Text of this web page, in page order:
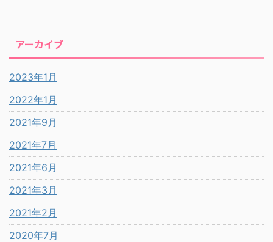
アーカイブ
2023年1月
2022年1月
2021年9月
2021年7月
2021年6月
2021年3月
2021年2月
2020年7月